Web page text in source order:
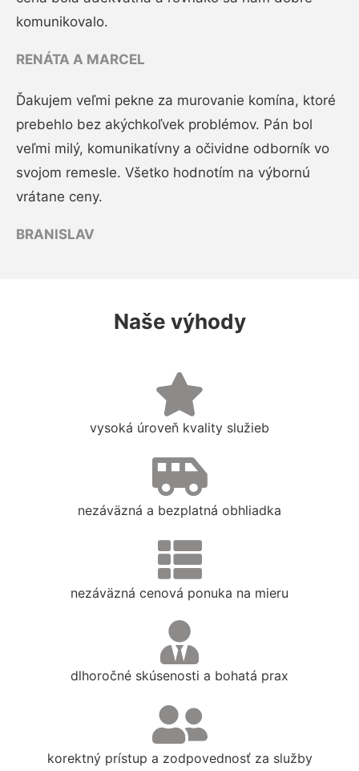
komunikovalo.
RENÁTA A MARCEL
Ďakujem veľmi pekne za murovanie komína, ktoré
prebehlo bez akýchkoľvek problémov. Pán bol
veľmi milý, komunikatívny a očividne odborník vo
svojom remesle. Všetko hodnotím na výbornú
vrátane ceny.
BRANISLAV
Naše výhody
vysoká úroveň kvality služieb
nezáväzná a bezplatná obhliadka
nezáväzná cenová ponuka na mieru
dlhoročné skúsenosti a bohatá prax
korektný prístup a zodpovednosť za služby